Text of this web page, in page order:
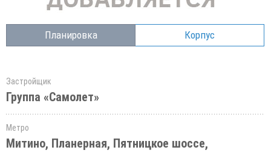
Планировка Корпус
Застройщик
Группа «Самолет»
Метро
Митино, Планерная, Пятницкое шоссе,